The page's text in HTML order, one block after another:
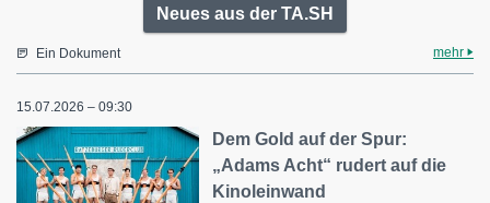
Neues aus der TA.SH
Ein Dokument mehr
15.07.2026 – 09:30
Dem Gold auf der Spur:
„Adams Acht“ rudert auf die
Kinoleinwand